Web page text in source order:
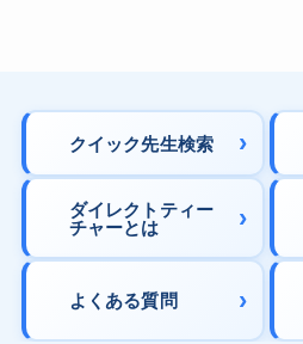
クイック先生検索
ダイレクトティー
チャーとは
よくある質問